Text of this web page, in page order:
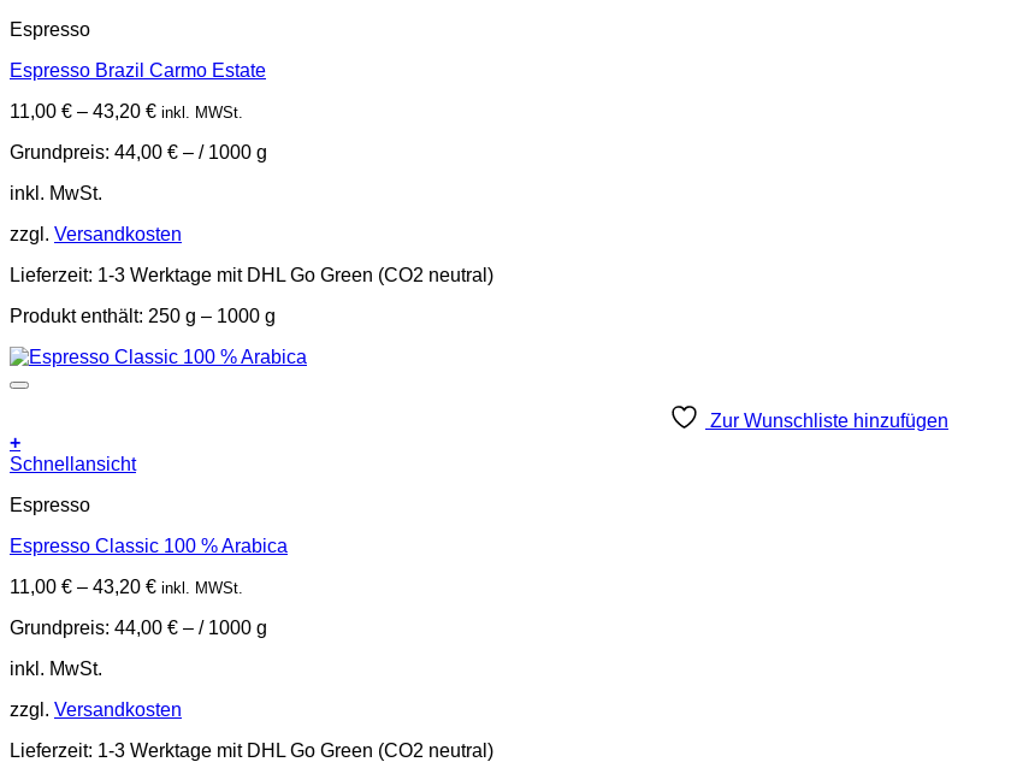
weist
Varianten
Die
können
auf
der
Produktseite
gewählt
werden
Espresso
Espresso Brazil Carmo Estate
11,00 € – 43,20 € inkl. MWSt.
Grundpreis: 44,00 € – / 1000 g
inkl. MwSt.
zzgl. Versandkosten
Lieferzeit: 1-3 Werktage mit DHL Go Green (CO2 neutral)
Produkt enthält: 250 g – 1000 g
Zur Wunschliste hinzufügen
+
Dieses
weist
Varianten
Die
können
auf
der
Produktseite
gewählt
werden
Schnellansicht
Espresso
Espresso Classic 100 % Arabica
11,00 € – 43,20 € inkl. MWSt.
Grundpreis: 44,00 € – / 1000 g
inkl. MwSt.
zzgl. Versandkosten
Lieferzeit: 1-3 Werktage mit DHL Go Green (CO2 neutral)